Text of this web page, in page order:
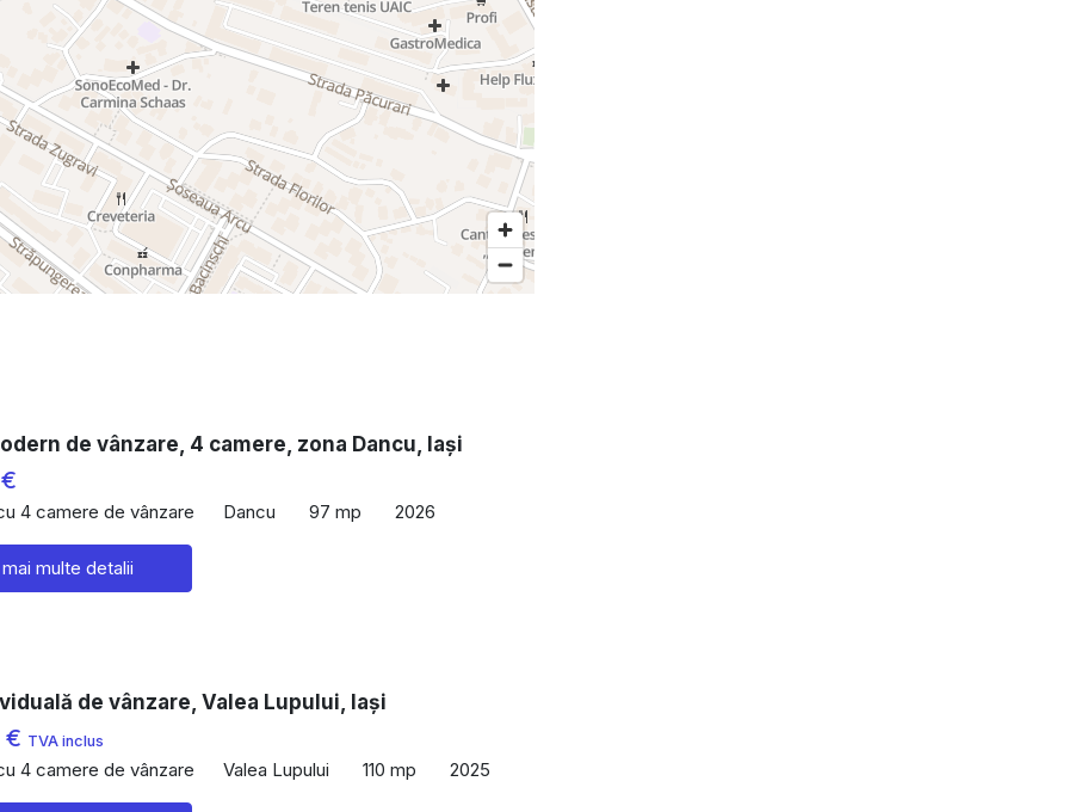
de vânzare, 4 camere, zona Dancu, Iași
4 camere de vânzare Dancu 97 mp 2026
multe detalii
de vânzare, Valea Lupului, Iași
€ TVA inclus
4 camere de vânzare Valea Lupului 110 mp 2025